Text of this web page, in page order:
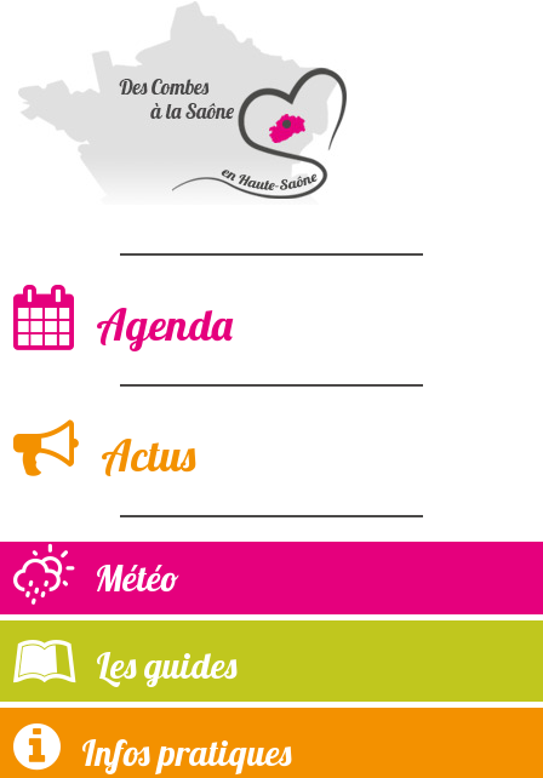
Agenda
Actus
Météo
Les guides
Infos pratiques